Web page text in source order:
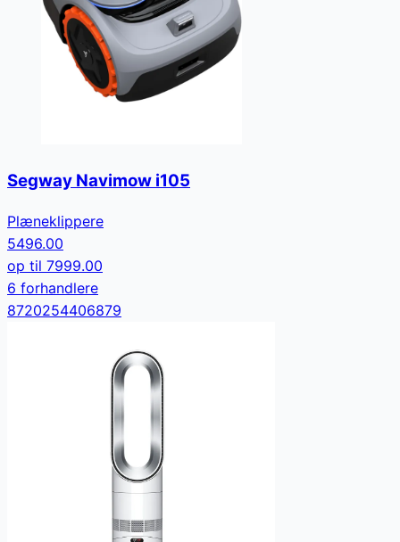
Segway Navimow i105
Plæneklippere
5496.00
op til 7999.00
6 forhandlere
8720254406879